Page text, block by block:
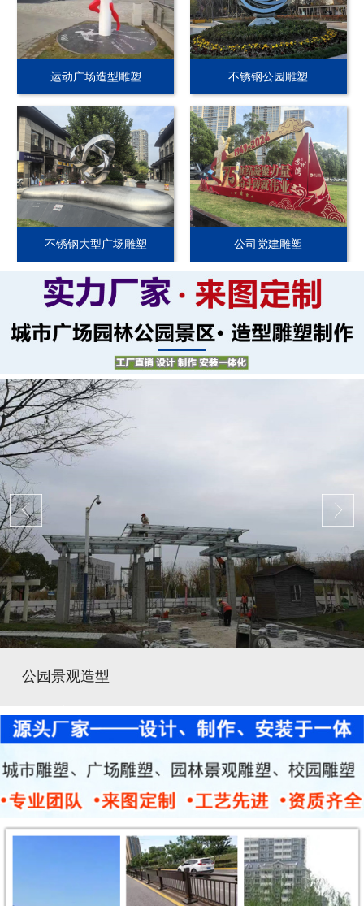
运动广场造型雕塑 不锈钢公园雕塑
不锈钢大型广场雕塑 公司党建雕塑
公园景观造型